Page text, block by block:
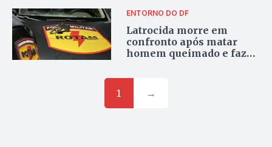
ENTORNO DO DF
Latrocida morre em
confronto após matar
homem queimado e fazer
Luziânia, diz polícia
1
→